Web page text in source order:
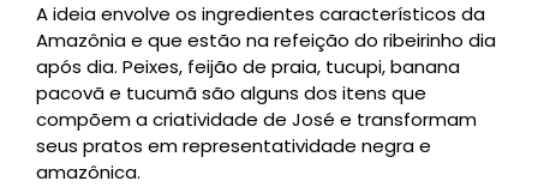
A ideia envolve os ingredientes característicos da
Amazônia e que estão na refeição do ribeirinho dia
após dia. Peixes, feijão de praia, tucupi, banana
pacovã e tucumã são alguns dos itens que
compõem a criatividade de José e transformam
seus pratos em representatividade negra e
amazônica.